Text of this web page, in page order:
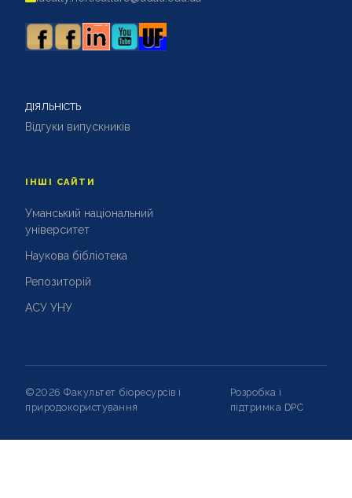
ДІЯЛЬНІСТЬ
Відгуки випускників
ІНШІ САЙТИ
Уманський національний
університет
Наукова бібліотека
Репозиторій
АСУ УНУ
©2026 Факультет біоресурсів і
природокористування
Розробка і
підтримка DPC